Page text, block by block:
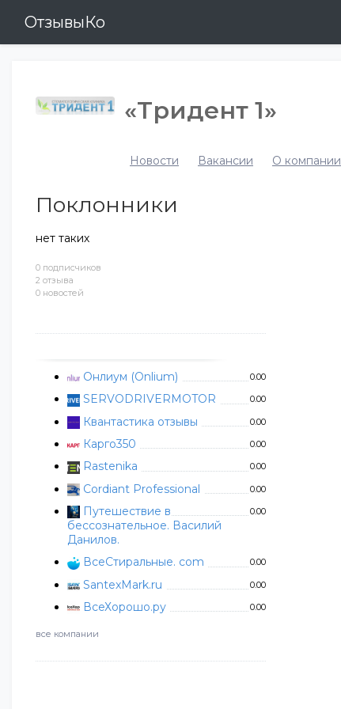
ОтзывыКо
0 подписчиков
2 отзыва
0 новостей
Онлиум (Onlium) 0.00
SERVODRIVERMOTOR 0.00
Квантастика отзывы 0.00
Карго350 0.00
Rastenika 0.00
Cordiant Professional 0.00
Путешествие в
бессознательное. Василий
Данилов.
0.00
ВсеСтиральные. com 0.00
SantexMark.ru 0.00
ВсеХорошо.ру 0.00
все компании
«Тридент 1»
Новости Вакансии О компании
Поклонники
нет таких